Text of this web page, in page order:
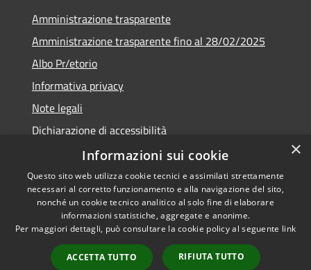
Amministrazione trasparente
Amministrazione trasparente fino al 28/02/2025
Albo Pr/etorio
Informativa privacy
Note legali
Dichiarazione di accessibilità
Obiettivi di accessibilità
RSS
Accessibilità
Copyright © 2026 • Comune di
Municipium•
Accesso
×
Informazioni sui cookie
Questo sito web utilizza cookie tecnici e assimilati strettamente
necessari al corretto funzionamento e alla navigazione del sito,
nonché un cookie tecnico analitico al solo fine di elaborare
informazioni statistiche, aggregate e anonime.
Per maggiori dettagli, può consultare la cookie policy al seguente link
ACCETTA TUTTO RIFIUTA TUTTO